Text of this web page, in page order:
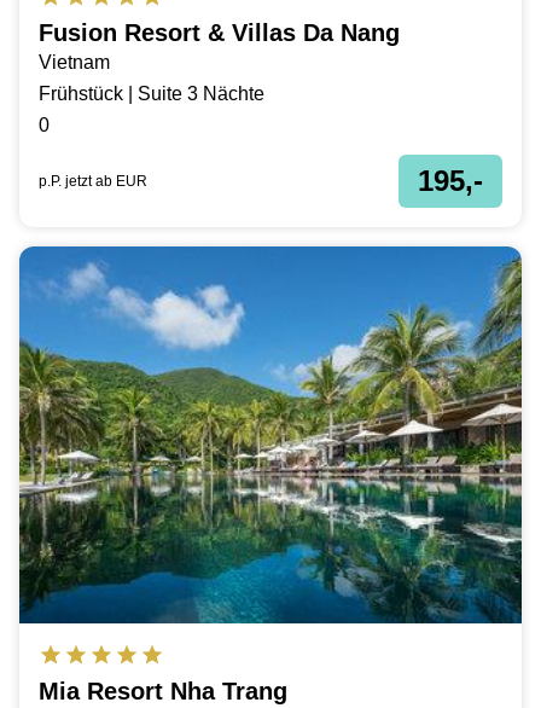
Fusion Resort & Villas Da Nang
Vietnam
Frühstück | Suite 3 Nächte
0
p.P. jetzt ab EUR 195,-
Mia Resort Nha Trang